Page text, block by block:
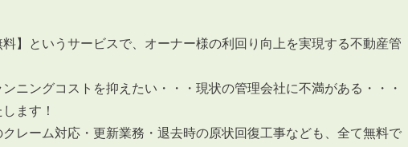
】というサービスで、オーナー様の利回り向上を実現する不動産管
ニングコストを抑えたい・・・現状の管理会社に不満がある・・・
ます！
レーム対応・更新業務・退去時の原状回復工事なども、全て無料で